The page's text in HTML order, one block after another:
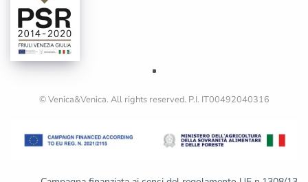
© Venica&Venica. All rights reserved. P.I. IT00492040316